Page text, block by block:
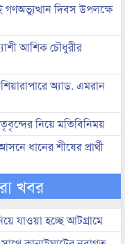
দিবস উপলক্ষে
আশিক চৌধুরীর
অ্যাড. এমরান
নিয়ে মতিবিনিময়
ধানের শীষের প্রার্থী
খবর
যাওয়া হচ্ছে আটগ্রামে